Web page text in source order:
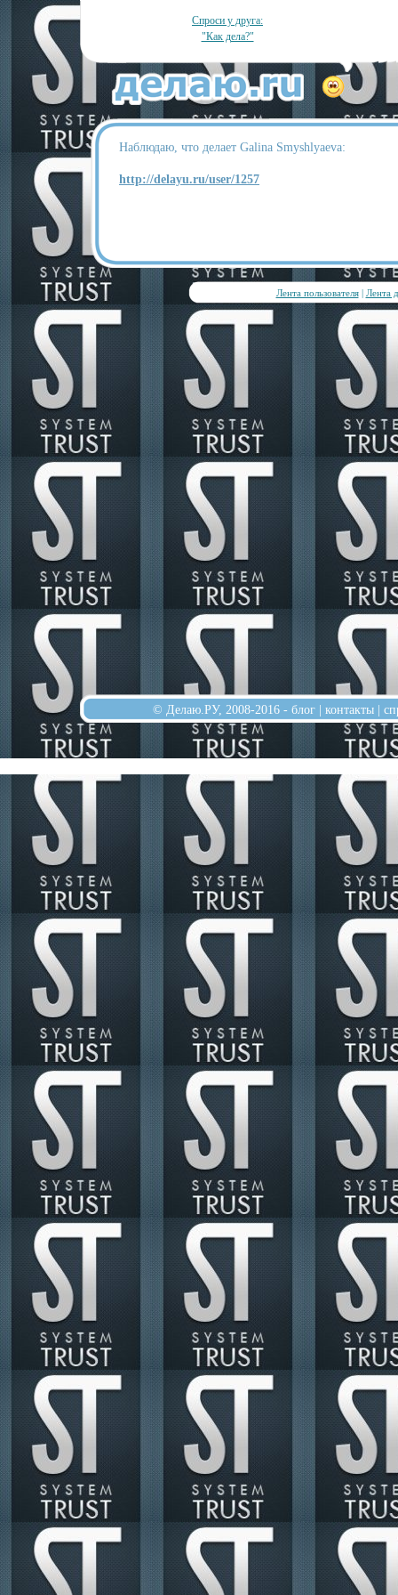
Спроси у друга:
"Как дела?"
Наблюдаю, что делает Galina Smyshlyaeva:
http://delayu.ru/user/1257
Лента пользователя| Лента
© Делаю.РУ, 2008-2016 - блог | контакты |